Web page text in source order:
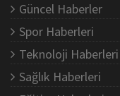
Güncel Haberler
Spor Haberleri
Teknoloji Haberleri
Sağlık Haberleri